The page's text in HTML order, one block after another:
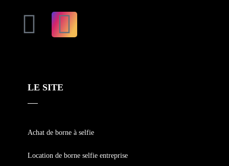
LE SITE
Achat de borne à selfie
Location de borne selfie entreprise